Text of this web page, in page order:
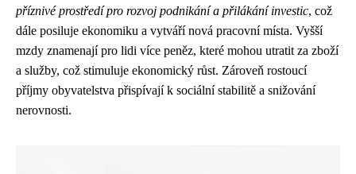
příznivé prostředí pro rozvoj podnikání a přilákání investic, což
dále posiluje ekonomiku a vytváří nová pracovní místa. Vyšší
mzdy znamenají pro lidi více peněz, které mohou utratit za zboží
a služby, což stimuluje ekonomický růst. Zároveň rostoucí
příjmy obyvatelstva přispívají k sociální stabilitě a snižování
nerovnosti.